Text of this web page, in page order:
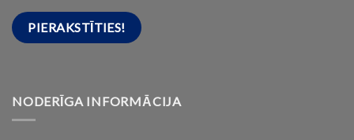
NODERĪGA INFORMĀCIJA